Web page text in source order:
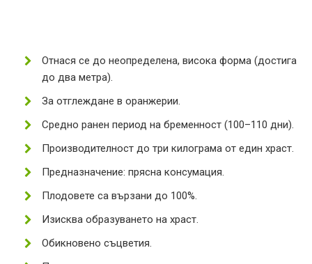
Отнася се до неопределена, висока форма (достига
до два метра).
За отглеждане в оранжерии.
Средно ранен период на бременност (100–110 дни).
Производителност до три килограма от един храст.
Предназначение: прясна консумация.
Плодовете са вързани до 100%.
Изисква образуването на храст.
Обикновено съцветия.